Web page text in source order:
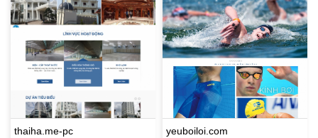
thaiha.me-pc
yeuboiloi.com